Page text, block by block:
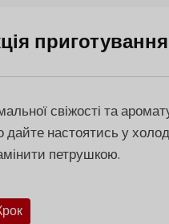
приготування
свіжості та
дайте настоятись у
петрушкою.